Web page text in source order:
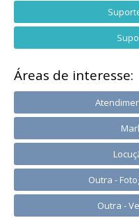
Áreas de interesse:
Outra -
Outra -